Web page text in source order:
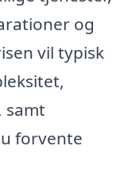
og
vil typisk
samt
forvente